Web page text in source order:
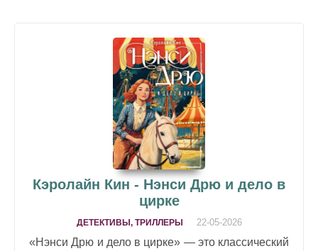
Кэролайн Кин - Нэнси Дрю и дело в
цирке
ДЕТЕКТИВЫ, ТРИЛЛЕРЫ 22-05-2026
«Нэнси Дрю и дело в цирке» — это классический